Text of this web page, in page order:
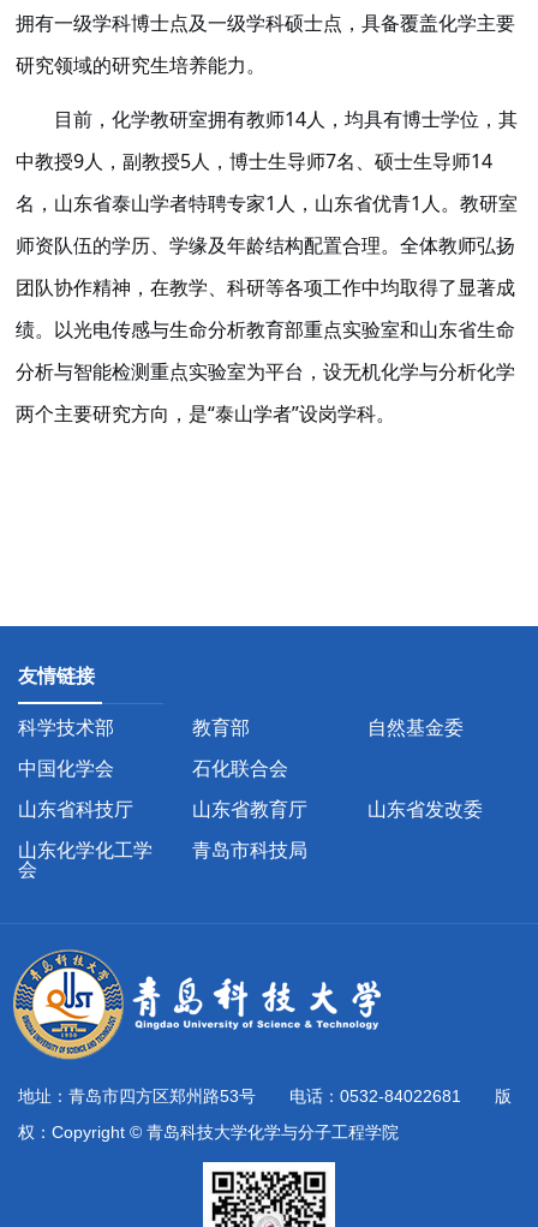
拥有一级学科博士点及一级学科硕士点，具备覆盖化学主要
研究领域的研究生培养能力。
目前，化学教研室拥有教师14人，均具有博士学位，其
中教授9人，副教授5人，博士生导师7名、硕士生导师14
名，山东省泰山学者特聘专家1 人，山东省优青1 人。教研室
师资队伍的学历、学缘及年龄结构配置合理。全体教师弘扬
团队协作精神，在教学、科研等各项工作中均取得了显著成
绩。以光电传感与生命分析教育部重点实验室和山东省生命
分析与智能检测重点实验室为平台，设无机化学与分析化学
两个主要研究方向，是“泰山学者”设岗学科。
友情链接
科学技术部 教育部
自然基金委
中国化学会
石化联合会
山东省科技厅
山东省教育厅
山东省发改委
山东化学化工学
会
青岛市科技局
地址：青岛市四方区郑州路53号 电话：0532-84022681 版
权：Copyright © 青岛科技大学化学与分子工程学院